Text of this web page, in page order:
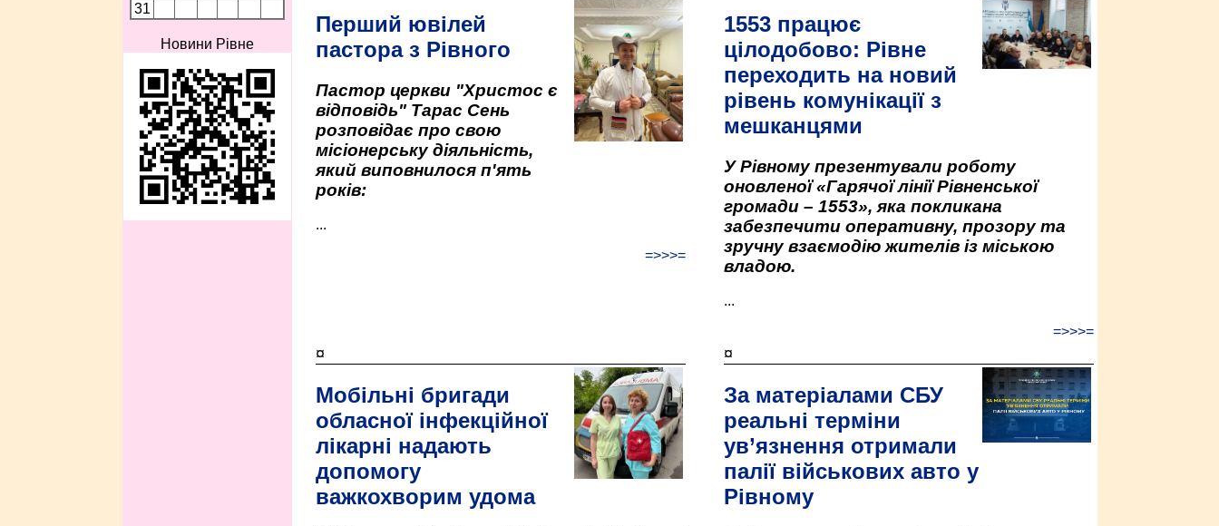
31
Новини Рівне
Перший ювілей
пастора з Рівного
Пастор церкви "Христос є
відповідь" Тарас Сень
розповідає про свою
місіонерську діяльність,
який виповнилося п'ять
років:
...
=>>>=
1553 працює
цілодобово: Рівне
переходить на новий
рівень комунікації з
мешканцями
У Рівному презентували роботу
оновленої «Гарячої лінії Рівненської
громади – 1553», яка покликана
забезпечити оперативну, прозору та
зручну взаємодію жителів із міською
владою.
...
=>>>=
¤
Мобільні бригади
обласної інфекційної
лікарні надають
допомогу
важкохворим удома
¤
За матеріалами СБУ
реальні терміни
ув’язнення отримали
палії військових авто у
Рівному